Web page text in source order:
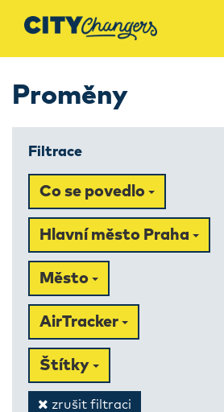
Proměny
Filtrace
Co se povedlo
Hlavní město Praha
Město
AirTracker
Štítky
zrušit filtraci